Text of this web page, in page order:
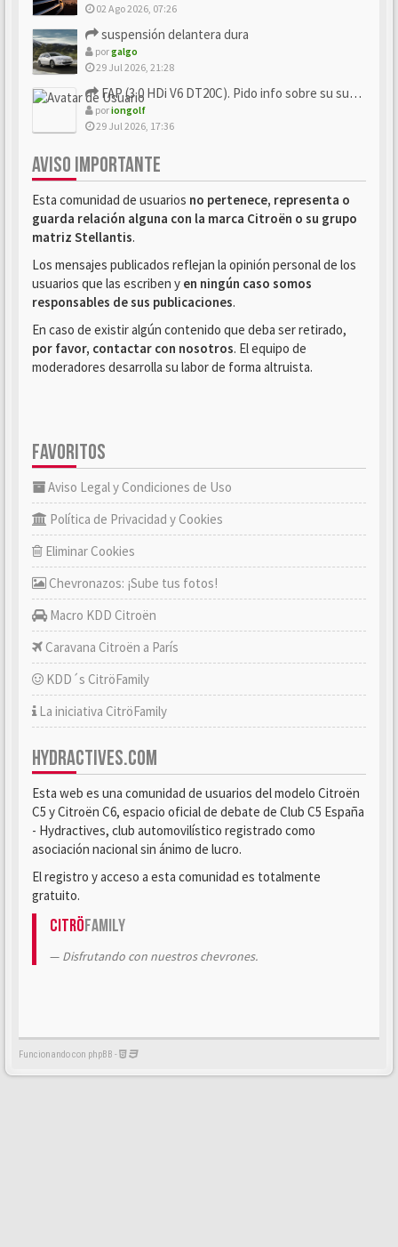
02 Ago 2026, 07:26
suspensión delantera dura
porgalgo
29 Jul 2026, 21:28
FAP (3.0 HDi V6 DT20C). Pido info sobre su sustitución
poriongolf
29 Jul 2026, 17:36
AVISO IMPORTANTE
Esta comunidad de usuarios no pertenece, representa o
guarda relación alguna con la marca Citroën o su grupo
matriz Stellantis.
Los mensajes publicados reflejan la opinión personal de los
usuarios que las escriben y en ningún caso somos
responsables de sus publicaciones.
En caso de existir algún contenido que deba ser retirado,
por favor, contactar con nosotros. El equipo de
moderadores desarrolla su labor de forma altruista.
FAVORITOS
Aviso Legal y Condiciones de Uso
Política de Privacidad y Cookies
Eliminar Cookies
Chevronazos: ¡Sube tus fotos!
Macro KDD Citroën
Caravana Citroën a París
KDD´s CitröFamily
La iniciativa CitröFamily
HYDRACTIVES.COM
Esta web es una comunidad de usuarios del modelo Citroën
C5 y Citroën C6, espacio oficial de debate de Club C5 España
- Hydractives, club automovilístico registrado como
asociación nacional sin ánimo de lucro.
El registro y acceso a esta comunidad es totalmente
gratuito.
CitröFamily
Disfrutando con nuestros chevrones.
Funcionando con phpBB -